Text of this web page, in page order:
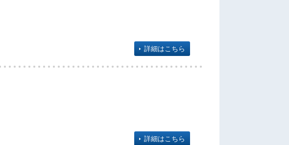
詳細はこちら
詳細はこちら